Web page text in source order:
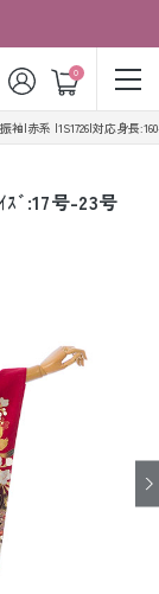
0
カート
プの
ら
振袖|赤系 |1S1726|対応身長
ｽﾞ:17号-23号